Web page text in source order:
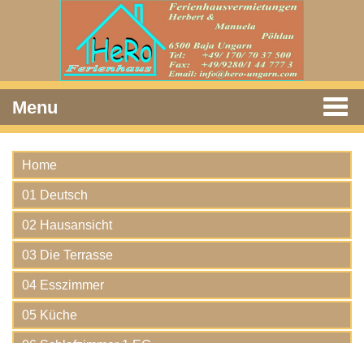
Menu
Home
01 Deutsch
02 Hausansicht
03 Die Terrasse
04 Esszimmer
05 Küche